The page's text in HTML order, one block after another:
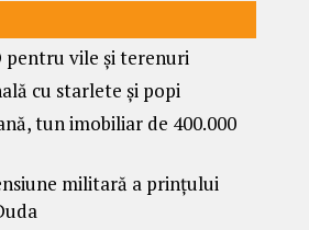
pentru vile și terenuri
cu starlete și popi
tun imobiliar de 400.000
militară a prințului